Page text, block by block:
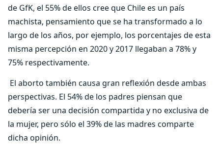
de GfK, el 55% de ellos cree que Chile es un país
machista, pensamiento que se ha transformado a lo
largo de los años, por ejemplo, los porcentajes de esta
misma percepción en 2020 y 2017 llegaban a 78% y
75% respectivamente.
El aborto también causa gran reflexión desde ambas
perspectivas. El 54% de los padres piensan que
debería ser una decisión compartida y no exclusiva de
la mujer, pero sólo el 39% de las madres comparte
dicha opinión.